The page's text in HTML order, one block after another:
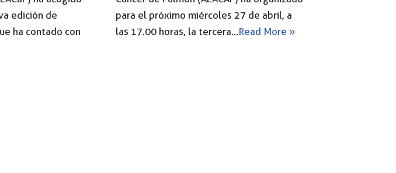
edición de
ha contado con
para el próximo miércoles 27 de abril, a
las 17.00 horas, la tercera…Read More »